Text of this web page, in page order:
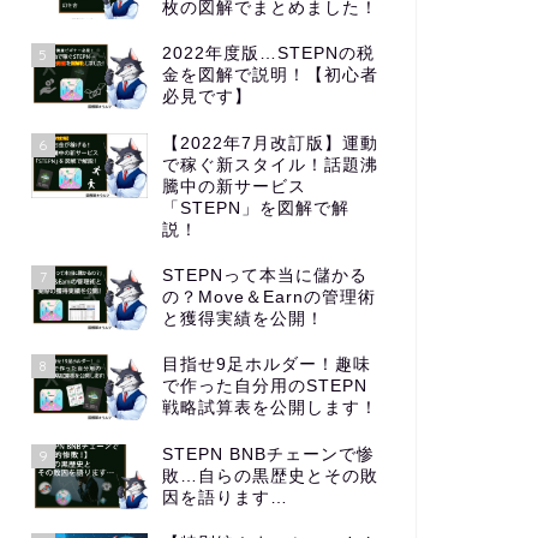
枚の図解でまとめました！
5
2022年度版…STEPNの税
金を図解で説明！【初心者
必見です】
6
【2022年7月改訂版】運動
で稼ぐ新スタイル！話題沸
騰中の新サービス
「STEPN」を図解で解
説！
7
STEPNって本当に儲かる
の？Move＆Earnの管理術
と獲得実績を公開！
8
目指せ9足ホルダー！趣味
で作った自分用のSTEPN
戦略試算表を公開します！
9
STEPN BNBチェーンで惨
敗…自らの黒歴史とその敗
因を語ります…